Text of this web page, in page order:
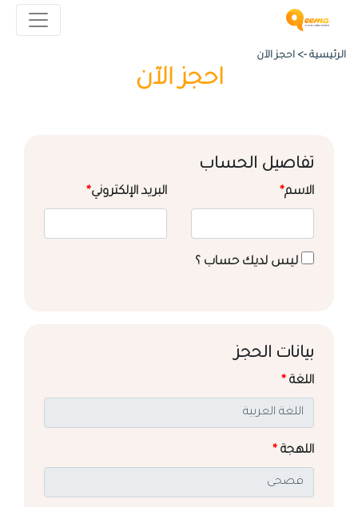
الرئيسية -> احجز الآن
احجز الآن
تفاصيل الحساب
الاسم* البريد الإلكتروني*
ليس لديك حساب ؟
بيانات الحجز
اللغة *
اللهجة *